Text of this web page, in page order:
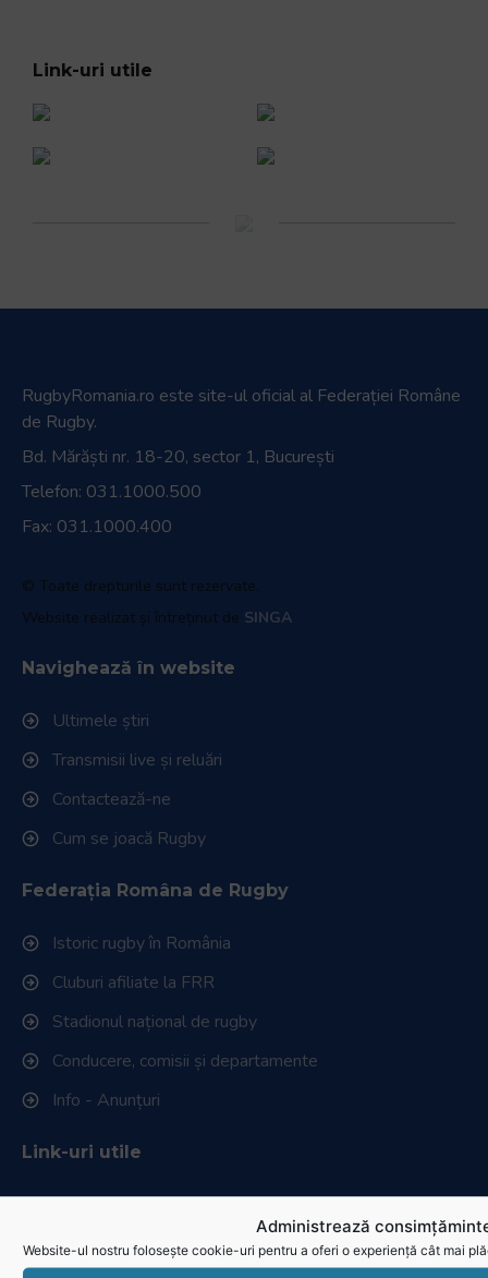
Administrează
Website-ul nostru folosește cookie-uri pentru a oferi o experiență cât mai
Link-uri utile
RugbyRomania.ro este site-ul oficial al Federației Române
de Rugby.
Bd. Mărăști nr. 18-20, sector 1, București
Telefon: 031.1000.500
Fax: 031.1000.400
© Toate drepturile sunt rezervate.
Website realizat și întreținut de SINGA
Navighează în website
Ultimele știri
Transmisii live și reluări
Contactează-ne
Cum se joacă Rugby
Federația Româna de Rugby
Istoric rugby în România
Cluburi afiliate la FRR
Stadionul național de rugby
Conducere, comisii și departamente
Info - Anunțuri
Link-uri utile
Download
Politica de utilizare cookies